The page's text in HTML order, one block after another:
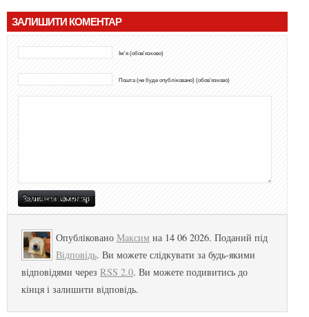
ЗАЛИШИТИ КОМЕНТАР
Ім'я (обов'язково)
Пошта (не буде опубліковано) (обов'язково)
Опубліковано Максим на 14 06 2026. Поданий під
Відповідь. Ви можете слідкувати за будь-якими
відповідями через RSS 2.0. Ви можете подивитись до
кінця і залишити відповідь.